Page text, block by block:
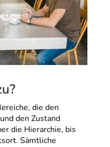
die den
den Zustand
die Hierarchie, bis
Sämtliche